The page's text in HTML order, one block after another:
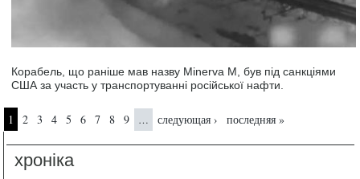
Корабель, що раніше мав назву Minerva M, був під санкціями
США за участь у транспортуванні російської нафти.
Страницы
1 2 3 4 5 6 7 8 9 … следующая › последняя »
хроніка